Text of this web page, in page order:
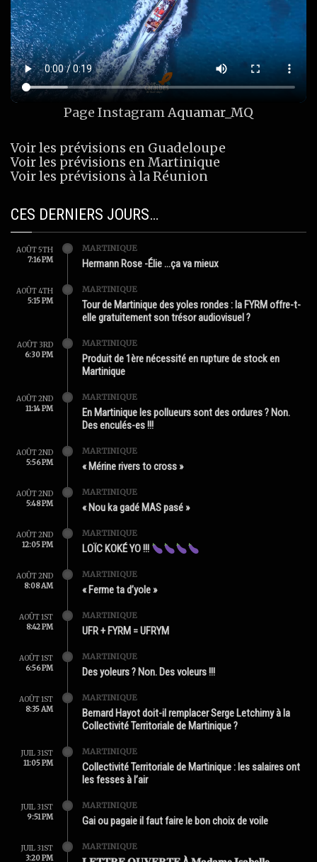
Page InstagramAquamar_MQ
Voir les prévisions en Guadeloupe
Voir les prévisions en Martinique
Voir les prévisions à la Réunion
CES DERNIERS JOURS…
AOÛT 5TH
7:16 PM
MARTINIQUE
Hermann Rose -Élie …ça va mieux
AOÛT 4TH
5:15 PM
MARTINIQUE
Tour de Martinique des yoles rondes : la FYRM offre-t-
elle gratuitement son trésor audiovisuel ?
AOÛT 3RD
6:30 PM
MARTINIQUE
Produit de 1ère nécessité en rupture de stock en
Martinique
AOÛT 2ND
11:14 PM
MARTINIQUE
En Martinique les pollueurs sont des ordures ? Non.
Des enculés-es !!!
AOÛT 2ND
5:56 PM
MARTINIQUE
« Mérine rivers to cross »
AOÛT 2ND
5:48 PM
MARTINIQUE
« Nou ka gadé MAS pasé »
AOÛT 2ND
12:05 PM
MARTINIQUE
LOÏC KOKÉ YO !!!
AOÛT 2ND
8:08 AM
MARTINIQUE
« Ferme ta d’yole »
AOÛT 1ST
8:42 PM
MARTINIQUE
UFR + FYRM = UFRYM
AOÛT 1ST
6:56 PM
MARTINIQUE
Des yoleurs ? Non. Des voleurs !!!
AOÛT 1ST
8:35 AM
MARTINIQUE
Bernard Hayot doit-il remplacer Serge Letchimy à la
Collectivité Territoriale de Martinique ?
JUIL 31ST
11:05 PM
MARTINIQUE
Collectivité Territoriale de Martinique : les salaires ont
les fesses à l’air
JUIL 31ST
9:51 PM
MARTINIQUE
Gai ou pagaie il faut faire le bon choix de voile
JUIL 31ST
3:20 PM
MARTINIQUE